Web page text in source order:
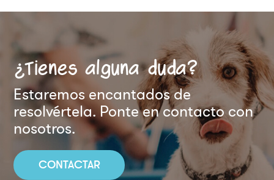
¿Tienes alguna duda?
Estaremos encantados de
resolvértela. Ponte en contacto con
nosotros.
CONTACTAR